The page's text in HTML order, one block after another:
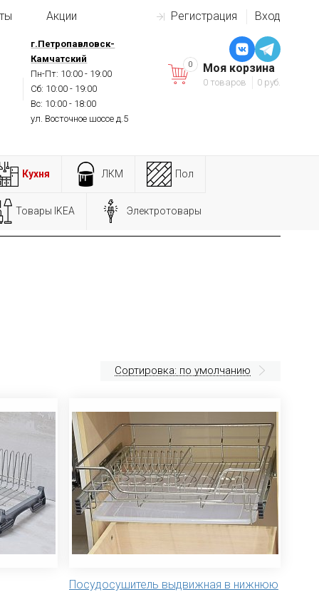
Регистрация Вход
Акции
г.Петропавловск-
Камчатский
Пн-Пт: 10:00 - 19:00
Сб: 10:00 - 19:00
Вс: 10:00 - 18:00
ул. Восточное шоссе д.5
Моя корзина
0 товаров 0 руб.
0
Кухня ЛКМ Пол
Товары IKEA Электротовары
Сортировка: по умолчанию
Посудосушитель выдвижная в нижнюю